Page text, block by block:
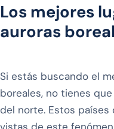
Los mejores
auroras
Si estás buscando el
boreales, no tienes
del norte. Estos países